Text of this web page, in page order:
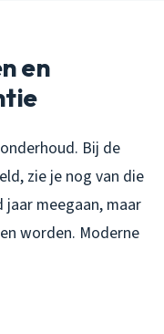
en
Bij de
zie je nog van die
meegaan, maar
worden. Moderne